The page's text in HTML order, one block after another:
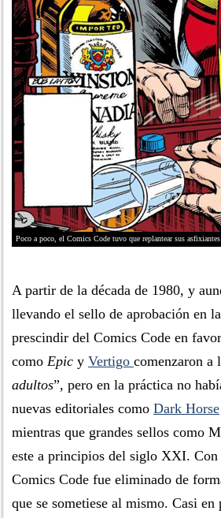
Poco a poco, el Comics Code tuvo que replantear sus
A partir de la década de 1980, y
llevando el sello de aprobación en
prescindir del Comics Code en
como Epic y Vertigo comenzaron a
adultos”, pero en la práctica no
nuevas editoriales como Dark Horse
mientras que grandes sellos como
este a principios del siglo XXI.
Comics Code fue eliminado de
que se sometiese al mismo. Casi